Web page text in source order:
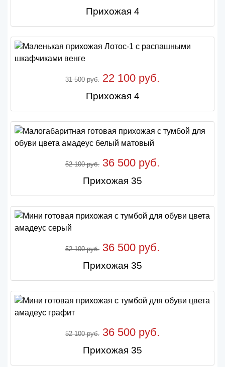
Прихожая 4
31 500 руб. 22 100 руб.
Прихожая 4
52 100 руб. 36 500 руб.
Прихожая 35
52 100 руб. 36 500 руб.
Прихожая 35
52 100 руб. 36 500 руб.
Прихожая 35